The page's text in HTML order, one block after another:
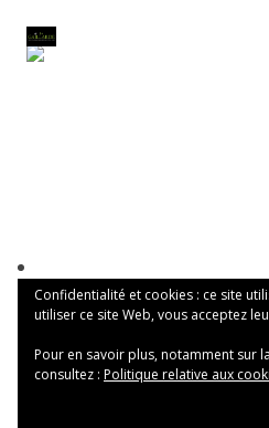
Confidentialité et cookies : ce site
utiliser ce site Web, vous acceptez
Pour en savoir plus, notamment sur
consultez : Politique relative aux